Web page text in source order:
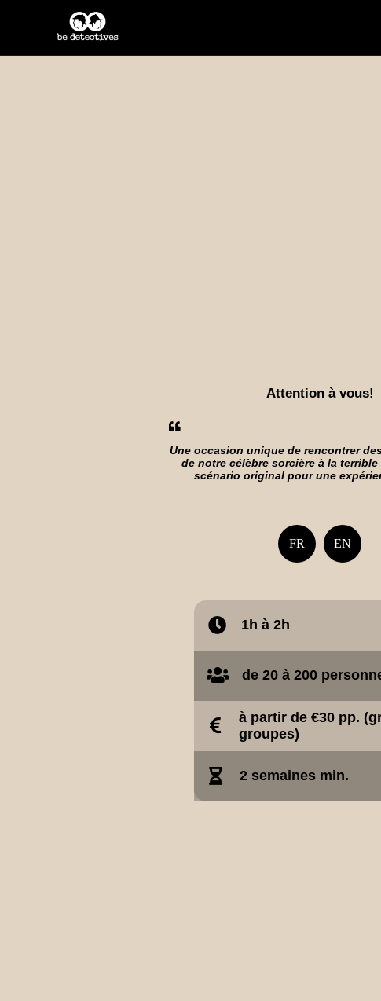
Attention à vous!
Une occasion unique de rencontrer
de notre célèbre sorcière à la terrible
scénario original pour une
FR EN
1h à 2h
de 20 à 200
à partir de €30 pp.
groupes)
2 semaines min.